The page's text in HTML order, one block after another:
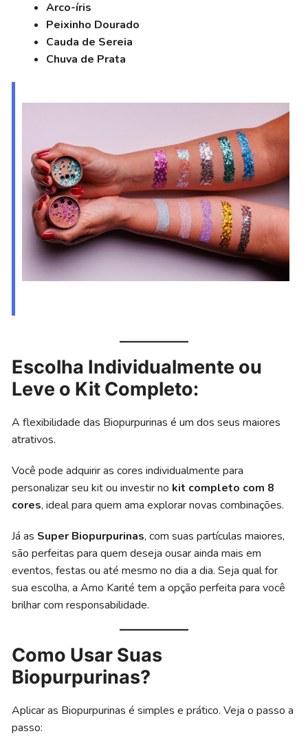
Arco-íris
Peixinho Dourado
Cauda de Sereia
Chuva de Prata
Escolha Individualmente ou
Leve o Kit Completo:
A flexibilidade das Biopurpurinas é um dos seus maiores
atrativos.
Você pode adquirir as cores individualmente para
personalizar seu kit ou investir no kit completo com 8
cores, ideal para quem ama explorar novas combinações.
Já as Super Biopurpurinas, com suas partículas maiores,
são perfeitas para quem deseja ousar ainda mais em
eventos, festas ou até mesmo no dia a dia. Seja qual for
sua escolha, a Amo Karité tem a opção perfeita para você
brilhar com responsabilidade.
Como Usar Suas
Biopurpurinas?
Aplicar as Biopurpurinas é simples e prático. Veja o passo a
passo: